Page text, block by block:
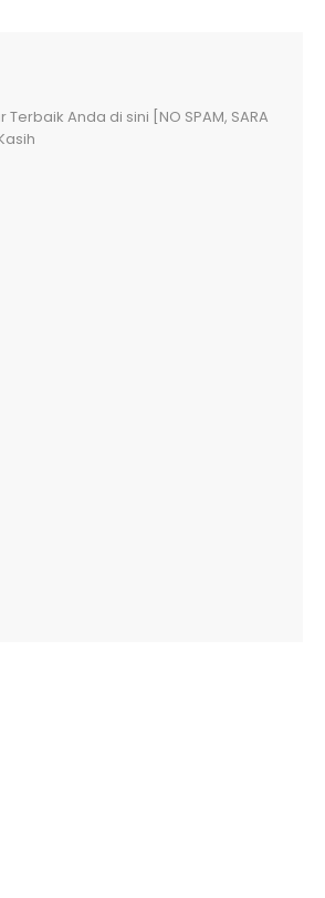
Anda di sini [NO SPAM, SARA